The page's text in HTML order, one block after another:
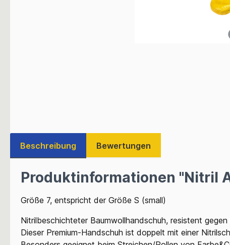
Beschreibung Bewertungen
Produktinformationen "Nitril
Größe 7, entspricht der Größe S (small)
Nitrilbeschichteter Baumwollhandschuh, resistent
Dieser Premium-Handschuh ist doppelt mit einer